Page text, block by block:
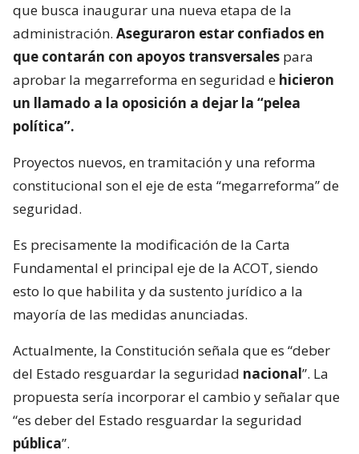
que busca inaugurar una nueva etapa de la
administración. Aseguraron estar confiados en
que contarán con apoyos transversales para
aprobar la megarreforma en seguridad e hicieron
un llamado a la oposición a dejar la “pelea
política”.
Proyectos nuevos, en tramitación y una reforma
constitucional son el eje de esta “megarreforma” de
seguridad.
Es precisamente la modificación de la Carta
Fundamental el principal eje de la ACOT, siendo
esto lo que habilita y da sustento jurídico a la
mayoría de las medidas anunciadas.
Actualmente, la Constitución señala que es “deber
del Estado resguardar la seguridad nacional”. La
propuesta sería incorporar el cambio y señalar que
“es deber del Estado resguardar la seguridad
pública”.